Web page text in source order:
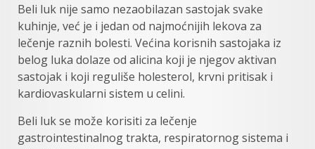
Beli luk nije samo nezaobilazan sastojak svake
kuhinje, već je i jedan od najmoćnijih lekova za
lečenje raznih bolesti. Većina korisnih sastojaka iz
belog luka dolaze od alicina koji je njegov aktivan
sastojak i koji reguliše holesterol, krvni pritisak i
kardiovaskularni sistem u celini.
Beli luk se može korisiti za lečenje
gastrointestinalnog trakta, respiratornog sistema i